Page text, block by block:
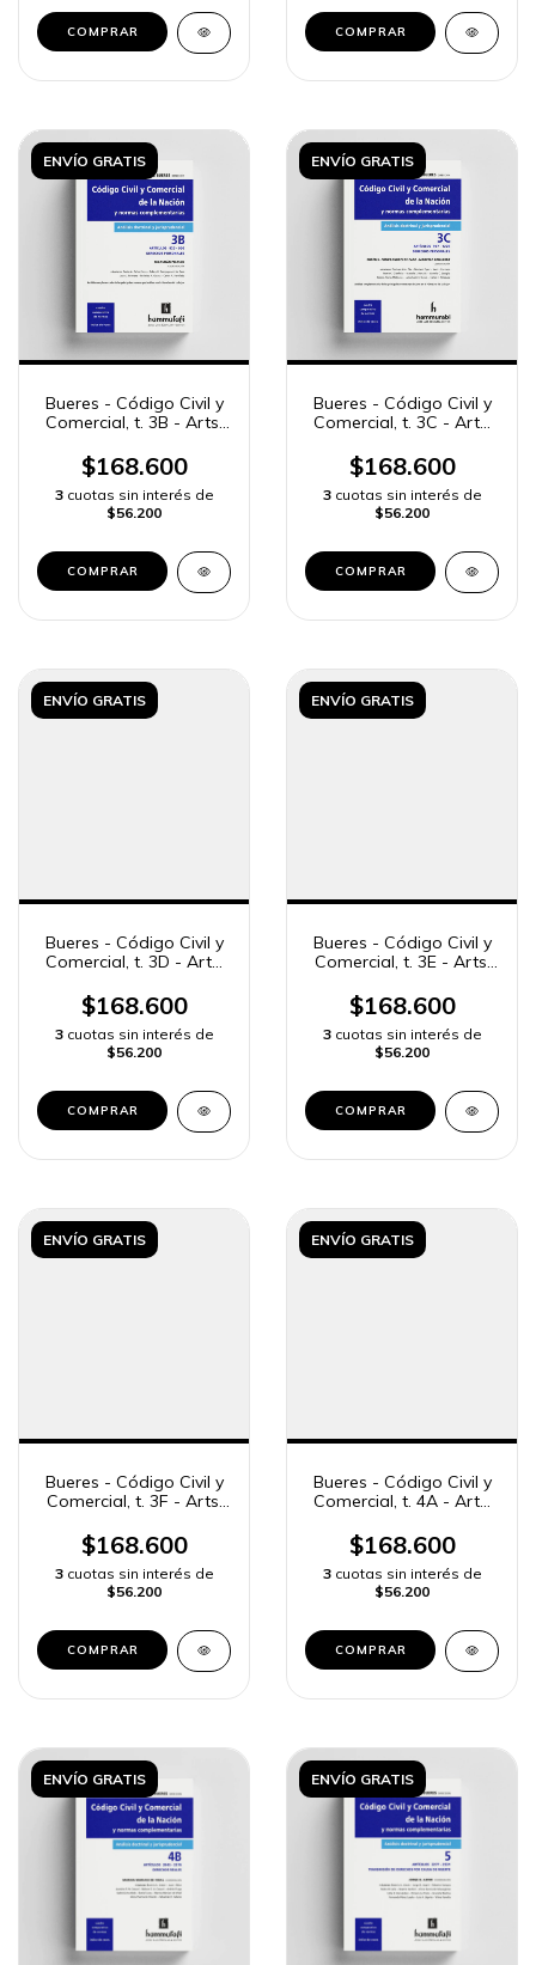
COMPRAR COMPRAR
ENVÍO GRATIS
Bueres - Código Civil y
Comercial, t. 3B - Arts.
$168.600
3 cuotas sin interés de
$56.200
COMPRAR
ENVÍO GRATIS
Bueres - Código Civil y
Comercial, t. 3C - Arts.
$168.600
3 cuotas sin interés de
$56.200
COMPRAR
ENVÍO GRATIS
Bueres - Código Civil y
Comercial, t. 3D - Arts.
$168.600
3 cuotas sin interés de
$56.200
COMPRAR
ENVÍO GRATIS
Bueres - Código Civil y
Comercial, t. 3E - Arts.
$168.600
3 cuotas sin interés de
$56.200
COMPRAR
ENVÍO GRATIS
Bueres - Código Civil y
Comercial, t. 3F - Arts.
$168.600
3 cuotas sin interés de
$56.200
COMPRAR
ENVÍO GRATIS
Bueres - Código Civil y
Comercial, t. 4A - Arts.
$168.600
3 cuotas sin interés de
$56.200
COMPRAR
ENVÍO GRATIS ENVÍO GRATIS